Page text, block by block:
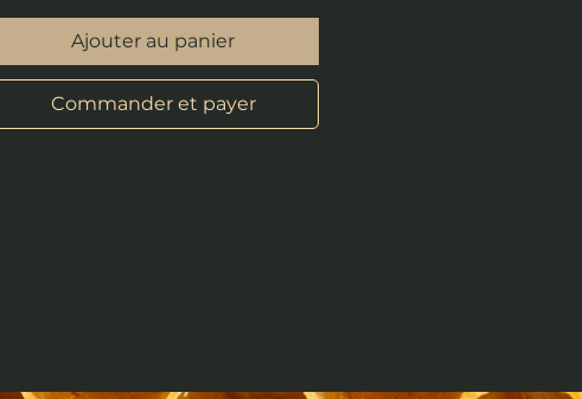
Ajouter au panier
Commander et payer